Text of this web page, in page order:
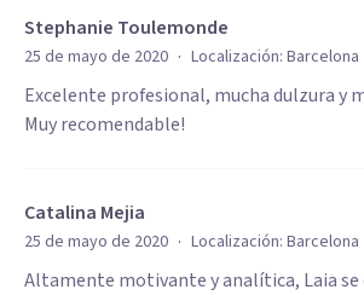
Stephanie Toulemonde
25 de mayo de 2020 · Localización: Barcelona
Excelente profesional, mucha dulzura y
Muy recomendable!
Catalina Mejia
25 de mayo de 2020 · Localización: Barcelona
Altamente motivante y analítica, Laia se